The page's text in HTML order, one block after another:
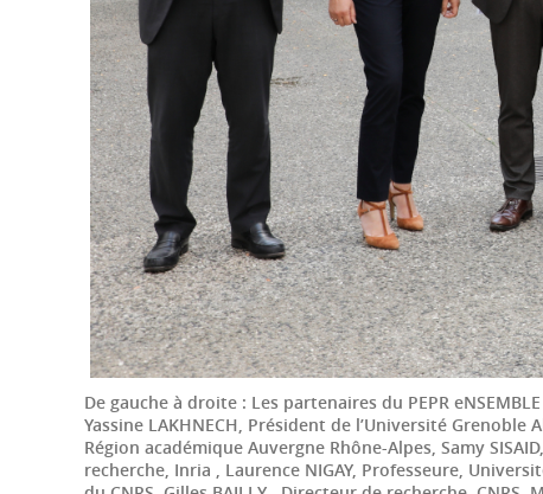
De gauche à droite : Les partenaires du PEPR
Yassine LAKHNECH, Président de l’Université
Région académique Auvergne Rhône-Alpes, Samy
recherche, Inria , Laurence NIGAY, Professeure,